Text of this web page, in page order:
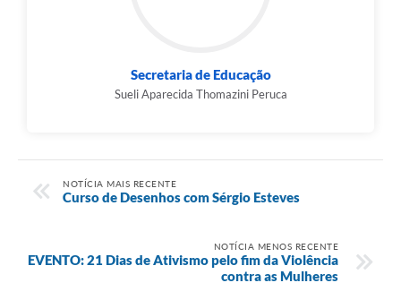
Secretaria de Educação
Sueli Aparecida Thomazini Peruca
NOTÍCIA MAIS RECENTE
Curso de Desenhos com Sérgio Esteves
NOTÍCIA MENOS RECENTE
EVENTO: 21 Dias de Ativismo pelo fim da Violência
contra as Mulheres